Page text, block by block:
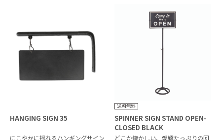
HANGING SIGN 35
にこやかに揺れるハンギングサイン
SPINNER SIGN STAND OPEN-
CLOSED BLACK
どこか懐かしい、愛嬌たっぷりの回